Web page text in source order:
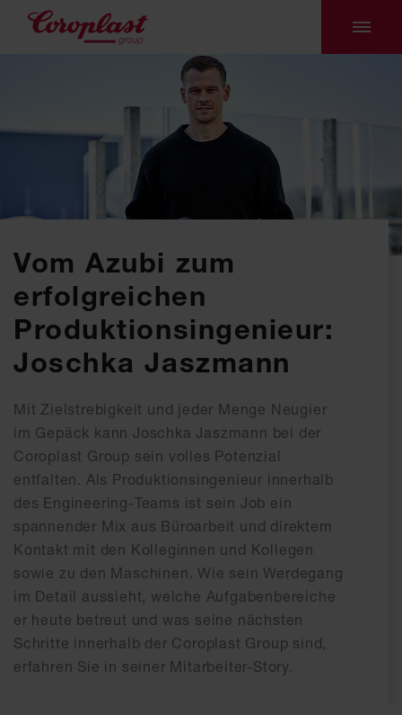
Vom Azubi zum
erfolgreichen
Produktionsingenieur:
Joschka Jaszmann
Mit Zielstrebigkeit und jeder Menge Neugier
im Gepäck kann Joschka Jaszmann bei der
Coroplast Group sein volles Potenzial
entfalten. Als Produktionsingenieur innerhalb
des Engineering-Teams ist sein Job ein
spannender Mix aus Büroarbeit und direktem
Kontakt mit den Kolleginnen und Kollegen
sowie zu den Maschinen. Wie sein Werdegang
im Detail aussieht, welche Aufgabenbereiche
er heute betreut und was seine nächsten
Schritte innerhalb der Coroplast Group sind,
erfahren Sie in seiner Mitarbeiter-Story.